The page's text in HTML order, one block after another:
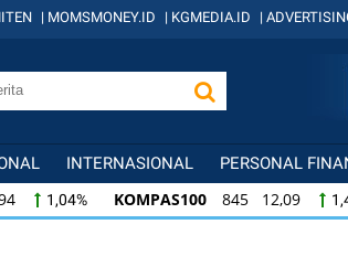
| MOMSMONEY.ID | KGMEDIA.ID |
INTERNASIONAL PERSONAL
1,04% KOMPAS100 845 12,09
12,09 1,45% LQ45 640 9,44